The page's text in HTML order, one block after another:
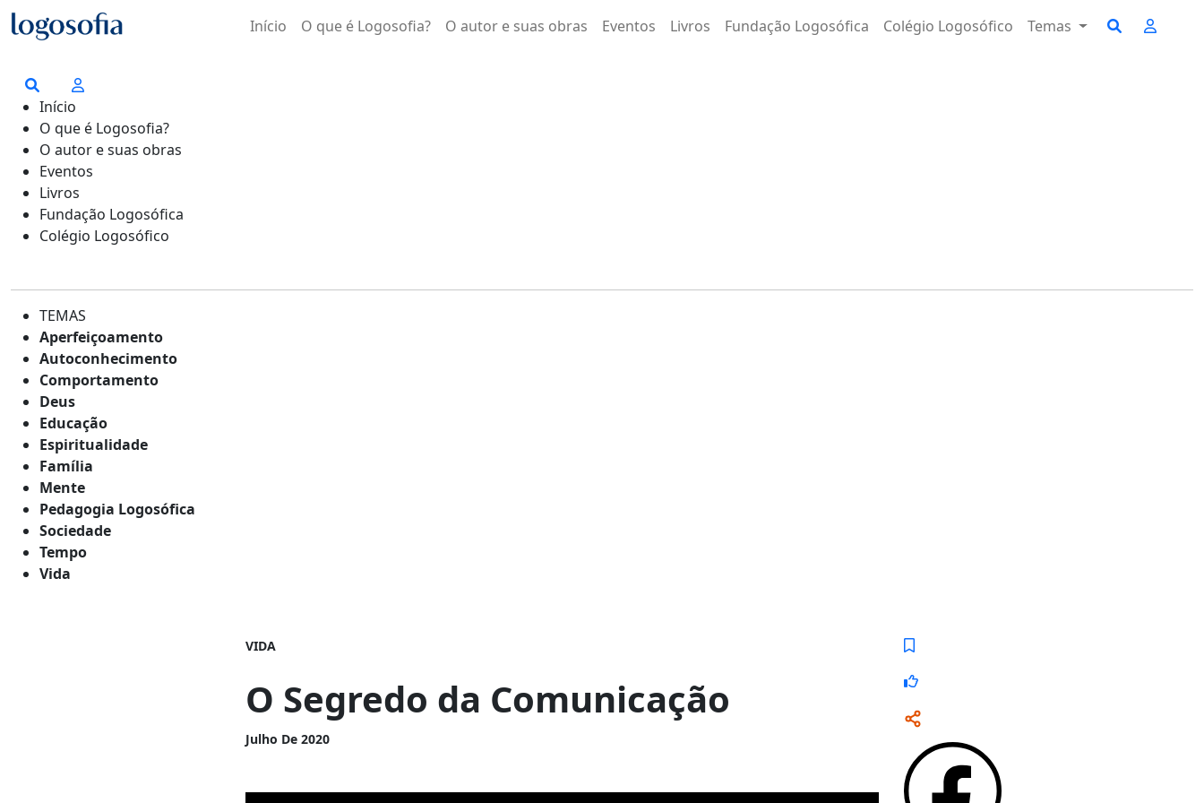
Início O que é Logosofia? O autor e suas obras Eventos Livros Fundação Logosófica Colégio Logosófico Temas
Início
O que é Logosofia?
O autor e suas obras
Eventos
Livros
Fundação Logosófica
Colégio Logosófico
TEMAS
Aperfeiçoamento
Autoconhecimento
Comportamento
Deus
Educação
Espiritualidade
Família
Mente
Pedagogia Logosófica
Sociedade
Tempo
Vida
VIDA
O Segredo da Comunicação
Julho De 2020